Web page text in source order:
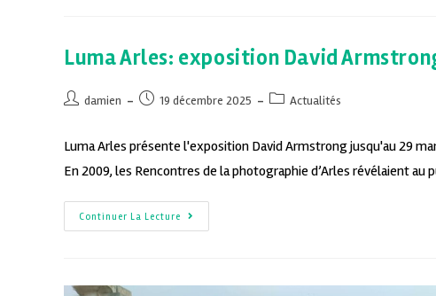
Luma Arles: exposition David
damien 19 décembre 2025 Actualités
Luma Arles présente l'exposition David Armstrong jusqu'au 29
En 2009, les Rencontres de la photographie d’Arles révélaient au
Continuer La Lecture